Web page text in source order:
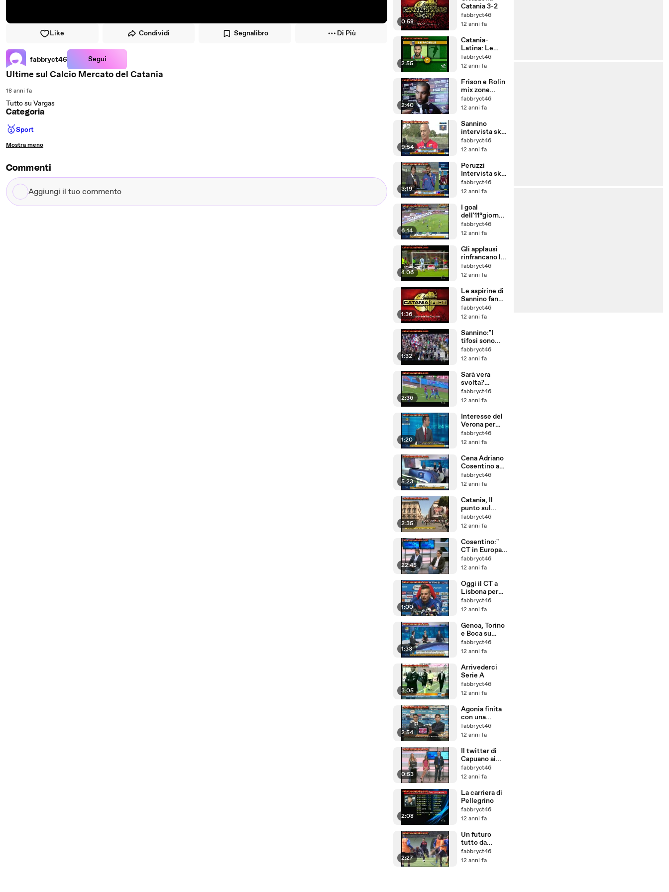
Like Condividi Segnalibro Di Più
fabbryct46 Segui
Ultime sul Calcio Mercato del Catania
18 anni fa
Tutto su Vargas
Categoria
🥇Sport
Mostra meno
Commenti
Aggiungi
il
0:58
Catania 3-2
fabbryct46
12 anni fa
2:55
Catania-
Latina: Le
pagelle di
Telecor
fabbryct46
12 anni fa
2:40
Frison e Rolin
mix zone
Massimino
fabbryct46
12 anni fa
9:54
Sannino
intervista sky
15-11-2014
fabbryct46
12 anni fa
3:19
Peruzzi
Intervista sky
15-11-14
fabbryct46
12 anni fa
6:14
I goal
dell'11°giornat
a di Serie B
fabbryct46
12 anni fa
4:06
Gli applausi
rinfrancano lo
spirito
fabbryct46
12 anni fa
1:36
Le aspirine di
Sannino fanno
effetto
fabbryct46
12 anni fa
1:32
Sannino:"I
tifosi sono
arrabiati..........
però!!!
fabbryct46
12 anni fa
2:36
Sarà vera
svolta?
Martedi' ne
sapremo di
fabbryct46
12 anni fa
1:20
Interesse del
Verona per
Tachtsidis
fabbryct46
12 anni fa
5:23
Cena Adriano
Cosentino a
sky
fabbryct46
12 anni fa
2:35
Catania, Il
punto sul
progetto
stadio
fabbryct46
12 anni fa
22:45
Cosentino:"
CT in Europa
in tre anni"
fabbryct46
12 anni fa
1:00
Oggi il CT a
Lisbona per
trattenere
Rinaudo
fabbryct46
12 anni fa
1:33
Genoa, Torino
e Boca su
Bergessio
fabbryct46
12 anni fa
3:05
Arrivederci
Serie A
fabbryct46
12 anni fa
2:54
Agonia finita
con una
vittoria
fabbryct46
12 anni fa
0:53
Il twitter di
Capuano ai
tifosi
fabbryct46
12 anni fa
2:08
La carriera di
Pellegrino
fabbryct46
12 anni fa
2:27
Un futuro
tutto da
programmare
fabbryct46
12 anni fa